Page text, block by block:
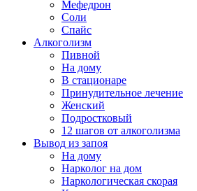
Мефедрон
Соли
Спайс
Алкоголизм
Пивной
На дому
В стационаре
Принудительное лечение
Женский
Подростковый
12 шагов от алкоголизма
Вывод из запоя
На дому
Нарколог на дом
Наркологическая скорая